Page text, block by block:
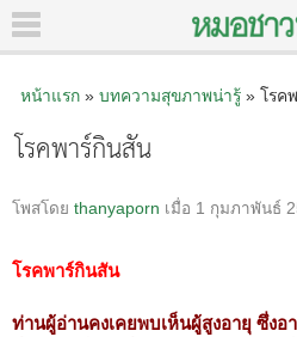
หน้าแรก» บทความสุขภาพน่ารู้» โรค
โรคพาร์กินสัน
โพสโดย thanyaporn เมื่อ 1 กุมภาพันธ์
โรคพาร์กินสัน
ท่านผู้อ่านคงเคยพบเห็นผู้สูงอายุ ซึ่ง